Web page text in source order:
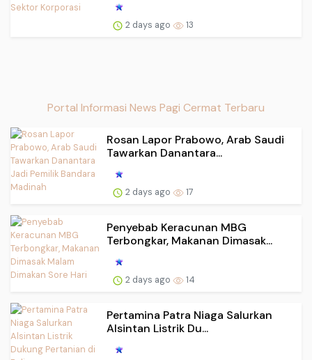
2 days ago 13
Portal Informasi News Pagi Cermat Terbaru
Rosan Lapor Prabowo, Arab Saudi
Tawarkan Danantara...
2 days ago 17
Penyebab Keracunan MBG
Terbongkar, Makanan Dimasak...
2 days ago 14
Pertamina Patra Niaga Salurkan
Alsintan Listrik Du...